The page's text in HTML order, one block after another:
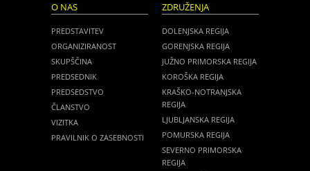
O NAS
PREDSTAVITEV
ORGANIZIRANOST
SKUPŠČINA
PREDSEDNIK
PREDSEDSTVO
ČLANSTVO
VIZITKA
PRAVILNIK O ZASEBNOSTI
ZDRUŽENJA
DOLENJSKA REGIJA
GORENJSKA REGIJA
JUŽNO PRIMORSKA REGIJA
KOROŠKA REGIJA
KRAŠKO-NOTRANJSKA
REGIJA
LJUBLJANSKA REGIJA
POMURSKA REGIJA
SEVERNO PRIMORSKA
REGIJA